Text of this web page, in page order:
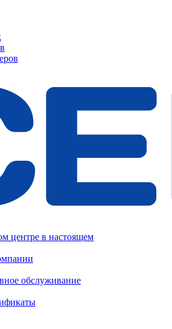
центре в настоящем
обслуживание